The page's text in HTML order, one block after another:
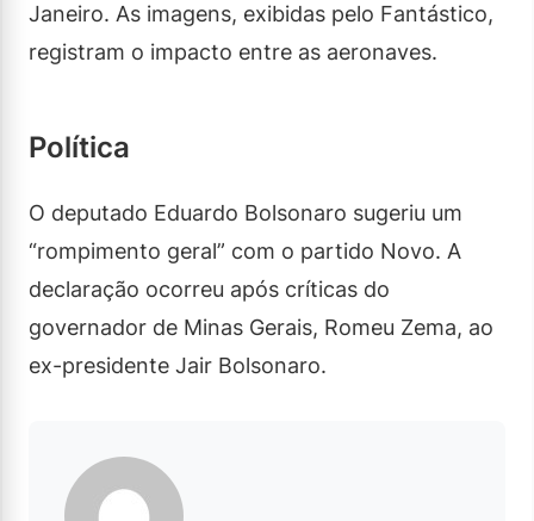
Janeiro. As imagens, exibidas pelo Fantástico,
registram o impacto entre as aeronaves.
Política
O deputado Eduardo Bolsonaro sugeriu um
“rompimento geral” com o partido Novo. A
declaração ocorreu após críticas do
governador de Minas Gerais, Romeu Zema, ao
ex-presidente Jair Bolsonaro.